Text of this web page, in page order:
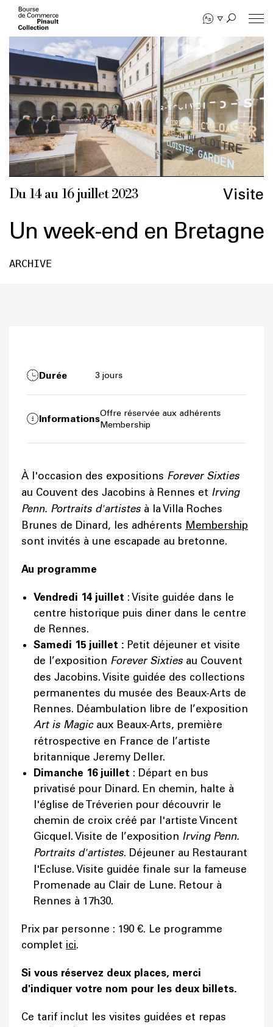
Aller
contenu
principal
Du 14 au 16 juillet 2023 Visite
Un week-end en Bretagne
ARCHIVE
Durée 3 jours
InformationsOffre réservée aux adhérents
Membership
À l'occasion des expositions Forever Sixties
au Couvent des Jacobins à Rennes et Irving
Penn. Portraits d'artistes à la Villa Roches
Brunes de Dinard, les adhérents Membership
sont invités à une escapade au bretonne.
Au programme
Vendredi 14 juillet : Visite guidée dans le
centre historique puis diner dans le centre
de Rennes.
Samedi 15 juillet : Petit déjeuner et visite
de l’exposition Forever Sixties au Couvent
des Jacobins. Visite guidée des collections
permanentes du musée des Beaux-Arts de
Rennes. Déambulation libre de l’exposition
Art is Magic aux Beaux-Arts, première
rétrospective en France de l’artiste
britannique Jeremy Deller.
Dimanche 16 juillet : Départ en bus
privatisé pour Dinard. En chemin, halte à
l'église de Tréverien pour découvrir le
chemin de croix créé par l'artiste Vincent
Gicquel. Visite de l’exposition Irving Penn.
Portraits d'artistes. Déjeuner au Restaurant
l'Ecluse. Visite guidée finale sur la fameuse
Promenade au Clair de Lune. Retour à
Rennes à 17h30.
Prix par personne : 190 €. Le programme
complet ici.
Si vous réservez deux places, merci
d'indiquer votre nom pour les deux billets.
Ce tarif inclut les visites guidées et repas